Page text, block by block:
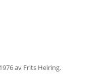
av Frits Heiring.